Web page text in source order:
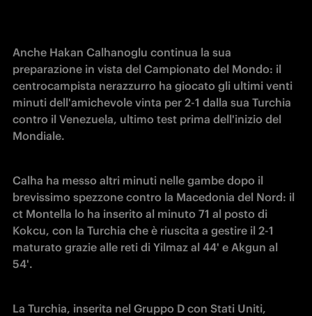
Anche Hakan Calhanoglu continua la sua
preparazione in vista del Campionato del Mondo: il
centrocampista nerazzurro ha giocato gli ultimi venti
minuti dell'amichevole vinta per 2-1 dalla sua Turchia
contro il Venezuela, ultimo test prima dell'inizio del
Mondiale.
Calha ha messo altri minuti nelle gambe dopo il
brevissimo spezzone contro la Macedonia del Nord: il
ct Montella lo ha inserito al minuto 71 al posto di
Kokcu, con la Turchia che è riuscita a gestire il 2-1
maturato grazie alle reti di Yilmaz al 44' e Akgun al
54'.
La Turchia, inserita nel Gruppo D con Stati Uniti,